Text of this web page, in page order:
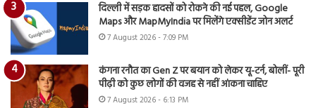
दिल्ली में सड़क हादसों को रोकने की नई पहल, Google
Maps और MapMyIndia पर मिलेंगे एक्सीडेंट जोन अलर्ट
7 August 2026 - 7:09 PM
कंगना रनौत का Gen Z पर बयान को लेकर यू-टर्न, बोलीं- पूरी
पीढ़ी को कुछ लोगों की वजह से नहीं आंकना चाहिए
7 August 2026 - 6:13 PM